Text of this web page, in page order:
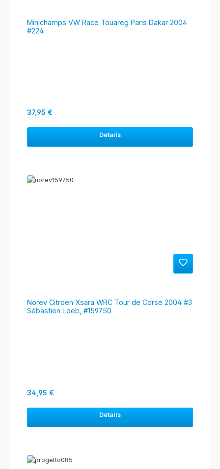
Minichamps VW Race Touareg Paris Dakar 2004
#224
Regulärer Preis:
37,95 €
Details
Norev Citroen Xsara WRC Tour de Corse 2004 #3
Sébastien Loeb, #159750
Regulärer Preis:
34,95 €
Details